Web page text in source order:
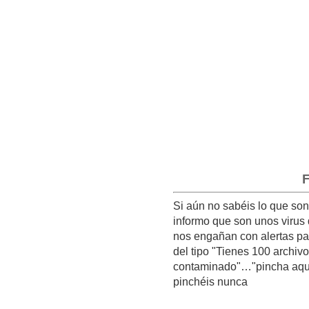
Si aún no sabéis lo que
informo que son unos
nos engañan con alertas
del tipo "Tienes 100
contaminado"…"pincha
pinchéis nunca